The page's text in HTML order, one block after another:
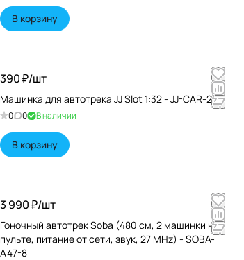
В корзину
390 ₽/шт
Машинка для автотрека JJ Slot 1:32 - JJ-CAR-20
0 0 В наличии
В корзину
3 990 ₽/шт
Гоночный автотрек Soba (480 см, 2 машинки на
пульте, питание от сети, звук, 27 MHz) - SOBA-
A47-8